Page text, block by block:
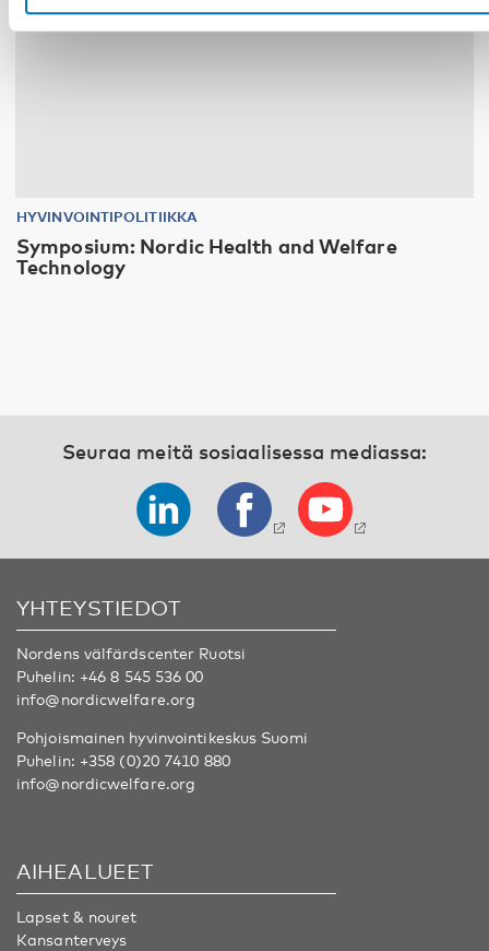
HYVINVOINTIPOLITIIKKA
Symposium: Nordic Health and Welfare
Technology
Seuraa meitä sosiaalisessa mediassa:
YHTEYSTIEDOT
Nordens välfärdscenter Ruotsi
Puhelin: +46 8 545 536 00
info@nordicwelfare.org
Pohjoismainen hyvinvointikeskus Suomi
Puhelin: +358 (0)20 7410 880
info@nordicwelfare.org
AIHEALUEET
Lapset & nouret
Kansanterveys